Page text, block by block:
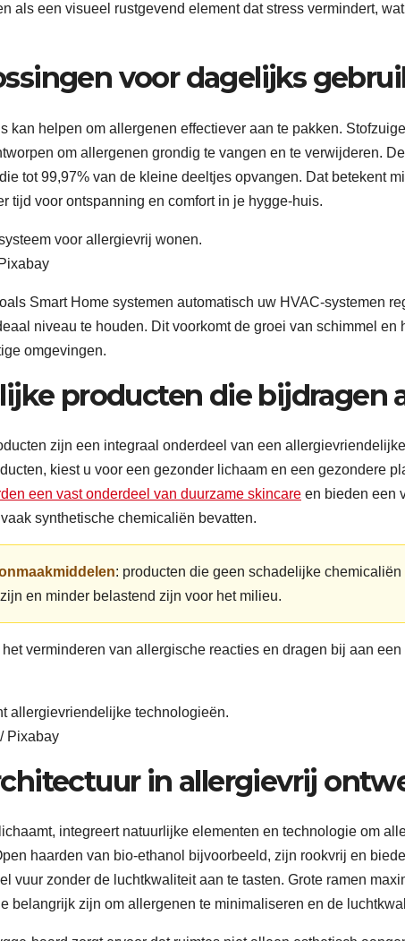
als een visueel rustgevend element dat stress vermindert,
voor dagelijks
kan helpen om allergenen effectiever aan te pakken.
om allergenen grondig te vangen en te verwijderen.
tot 99,97% van de kleine deeltjes opvangen. Dat betekent
tijd voor ontspanning en comfort in je hygge-huis.
Smart Home systemen automatisch uw HVAC-systemen
niveau te houden. Dit voorkomt de groei van schimmel en
omgevingen.
producten die bijdragen
zijn een integraal onderdeel van een
kiest u voor een gezonder lichaam en een gezondere
een vast onderdeel van duurzame skincare en bieden een
synthetische chemicaliën bevatten.
: producten die geen schadelijke chemicaliën
en minder belastend zijn voor het milieu.
verminderen van allergische reacties en dragen bij aan
Pixabay
in allergievrij
integreert natuurlijke elementen en technologie om
haarden van bio-ethanol bijvoorbeeld, zijn rookvrij en
vuur zonder de luchtkwaliteit aan te tasten. Grote ramen
belangrijk zijn om allergenen te minimaliseren en de